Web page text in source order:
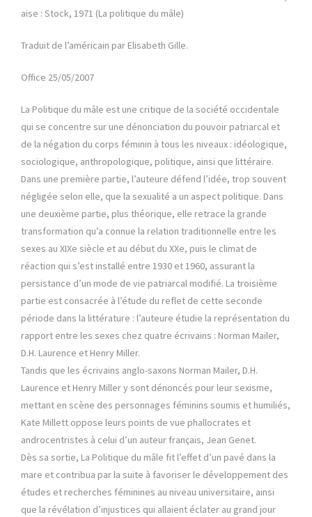
aise : Stock, 1971 (La politique du mâle)
Traduit de l’américain par Elisabeth Gille.
Office 25/05/2007
La Politique du mâle est une critique de la société occidentale
qui se concentre sur une dénonciation du pouvoir patriarcal et
de la négation du corps féminin à tous les niveaux : idéologique,
sociologique, anthropologique, politique, ainsi que littéraire.
Dans une première partie, l’auteure défend l’idée, trop souvent
négligée selon elle, que la sexualité a un aspect politique. Dans
une deuxième partie, plus théorique, elle retrace la grande
transformation qu’a connue la relation traditionnelle entre les
sexes au XIXe siècle et au début du XXe, puis le climat de
réaction qui s’est installé entre 1930 et 1960, assurant la
persistance d’un mode de vie patriarcal modifié. La troisième
partie est consacrée à l’étude du reflet de cette seconde
période dans la littérature : l’auteure étudie la représentation du
rapport entre les sexes chez quatre écrivains : Norman Mailer,
D.H. Laurence et Henry Miller.
Tandis que les écrivains anglo-saxons Norman Mailer, D.H.
Laurence et Henry Miller y sont dénoncés pour leur sexisme,
mettant en scène des personnages féminins soumis et humiliés,
Kate Millett oppose leurs points de vue phallocrates et
androcentristes à celui d’un auteur français, Jean Genet.
Dès sa sortie, La Politique du mâle fit l’effet d’un pavé dans la
mare et contribua par la suite à favoriser le développement des
études et recherches féminines au niveau universitaire, ainsi
que la révélation d’injustices qui allaient éclater au grand jour